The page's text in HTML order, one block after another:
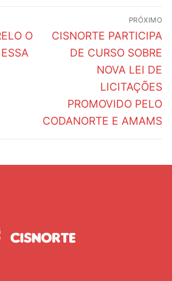
O
PRÓXIMO
Próximo
post:
CISNORTE PARTICIPA
DE CURSO SOBRE
NOVA LEI DE
LICITAÇÕES
PROMOVIDO PELO
CODANORTE E AMAMS